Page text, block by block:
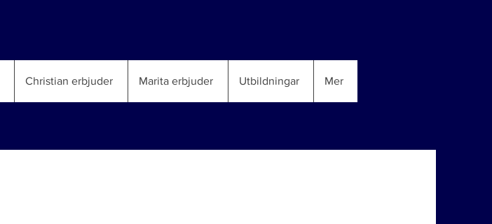
Christian erbjuder Marita erbjuder Utbildningar Mer